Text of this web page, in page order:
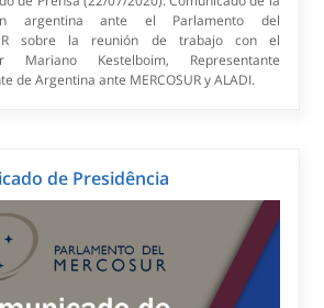
argentina ante el Parlamento del
sobre la reunión de trabajo con el
Mariano Kestelboim, Representante
de Argentina ante MERCOSUR y ALADI.
de Presidência